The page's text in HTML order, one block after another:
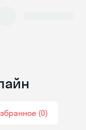
0